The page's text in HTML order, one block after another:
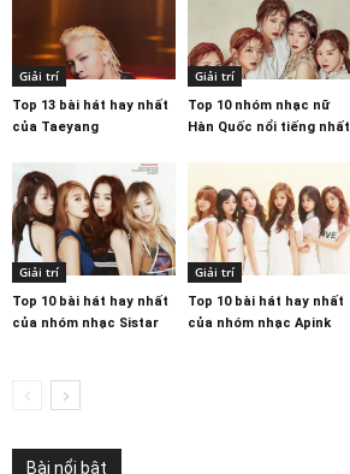
Giải trí
Top 13 bài hát hay nhất
của Taeyang
Giải trí
Top 10 nhóm nhạc nữ
Hàn Quốc nổi tiếng nhất
Giải trí
Top 10 bài hát hay nhất
của nhóm nhạc Sistar
Giải trí
Top 10 bài hát hay nhất
của nhóm nhạc Apink
Bài nổi bật